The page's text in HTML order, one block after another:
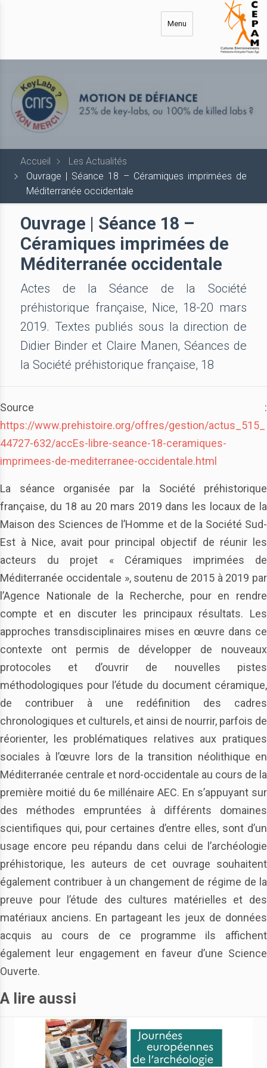
Menu
Accueil
Les Actualités
Ouvrage | Séance 18 – Céramiques imprimées de
Méditerranée occidentale
Ouvrage | Séance 18 –
Céramiques imprimées de
Méditerranée occidentale
Actes de la Séance de la Société
préhistorique française, Nice, 18-20 mars
2019. Textes publiés sous la direction de
Didier Binder et Claire Manen, Séances de
la Société préhistorique française, 18
Source :
https://www.prehistoire.org/offres/gestion/actus_515_
44727-632/accEs-libre-seance-18-ceramiques-
imprimees-de-mediterranee-occidentale.html
La séance organisée par la Société préhistorique
française, du 18 au 20 mars 2019 dans les locaux de la
Maison des Sciences de l’Homme et de la Société Sud-
Est à Nice, avait pour principal objectif de réunir les
acteurs du projet « Céramiques imprimées de
Méditerranée occidentale », soutenu de 2015 à 2019 par
l’Agence Nationale de la Recherche, pour en rendre
compte et en discuter les principaux résultats. Les
approches transdisciplinaires mises en œuvre dans ce
contexte ont permis de développer de nouveaux
protocoles et d’ouvrir de nouvelles pistes
méthodologiques pour l’étude du document céramique,
de contribuer à une redéfinition des cadres
chronologiques et culturels, et ainsi de nourrir, parfois de
réorienter, les problématiques relatives aux pratiques
sociales à l’œuvre lors de la transition néolithique en
Méditerranée centrale et nord-occidentale au cours de la
première moitié du 6e millénaire AEC. En s’appuyant sur
des méthodes empruntées à différents domaines
scientifiques qui, pour certaines d’entre elles, sont d’un
usage encore peu répandu dans celui de l’archéologie
préhistorique, les auteurs de cet ouvrage souhaitent
également contribuer à un changement de régime de la
preuve pour l’étude des cultures matérielles et des
matériaux anciens. En partageant les jeux de données
acquis au cours de ce programme ils affichent
également leur engagement en faveur d’une Science
Ouverte.
A lire aussi